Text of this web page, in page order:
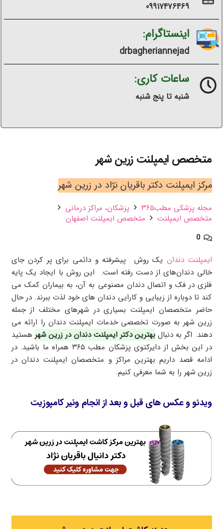
09917476469
اینستاگرام:
drbagheriannejad
ساعات کاری:
شنبه تا پنج شنبه
متخصص ایمپلنت زرین شهر
مرکز ایمپلنت دکتر باقریان نژاد در زرین شهر
مجله پزشکی مطب۳۶۵
پزشکان،‌ مراکز درمانی
متخصص ایمپلنت
متخصص ایمپلنت اصفهان
0
ایمپلنت دندان یک روش پیشرفته و دائمی برای پر کردن جای
خالی دندان‌های از دست رفته است. این روش با ایجاد یک پایه
فلزی در فک و اتصال دندان مصنوعی به آن، به بیماران کمک می
کند تا دوباره از زیبایی و کارایی دندان های خود لذت ببرند. در حال
حاضر متخصصان ایمپلنت بسیاری در شهرهای مختلف از جمله
زرین شهر به صورت تخصصی خدمات ایمپلنت دندان را ارائه می
دهند. اگر به دنبال بهترین دکتر ایمپلنت دندان در زرین شهر هستید
در این بخش از دایرکتوی پزشکان مطب ۳۶۵ همراه ما باشید. در
ادامه قصد داریم بهترین مراکز و متخصصان ایمپلنت دندان در
زرین شهر را به شما معرفی کنیم.
ویدئو و عکس های قبل و بعد از انجام ونیر کامپوزیت